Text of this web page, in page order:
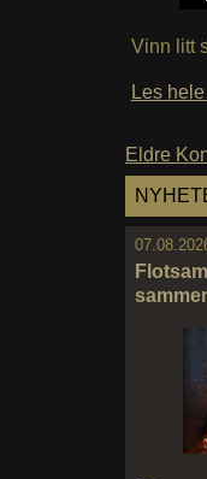
Vinn litt
Les
Eldre